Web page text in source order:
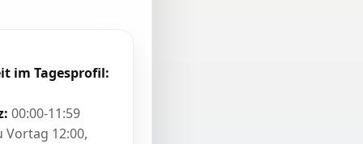
im Tagesprofil:
00:00-11:59
Vortag 12:00,